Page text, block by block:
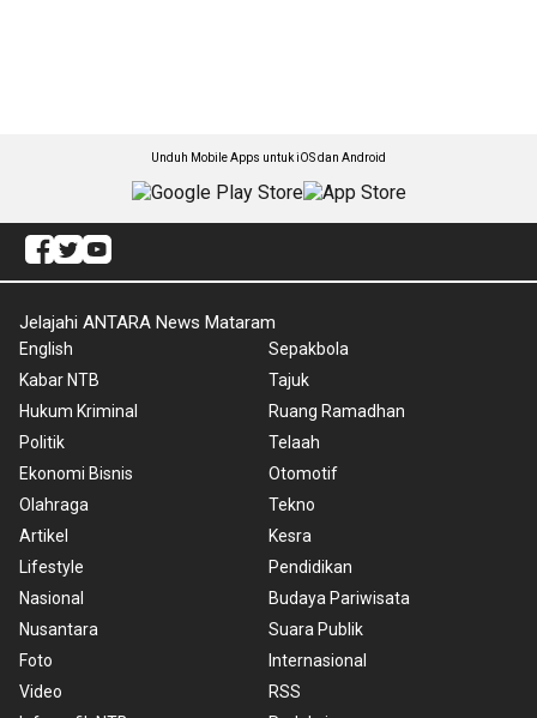
Unduh Mobile Apps untuk iOS dan Android
Jelajahi ANTARA News Mataram
English
Kabar NTB
Hukum Kriminal
Politik
Ekonomi Bisnis
Olahraga
Artikel
Lifestyle
Nasional
Nusantara
Foto
Video
Sepakbola
Tajuk
Ruang Ramadhan
Telaah
Otomotif
Tekno
Kesra
Pendidikan
Budaya Pariwisata
Suara Publik
Internasional
RSS